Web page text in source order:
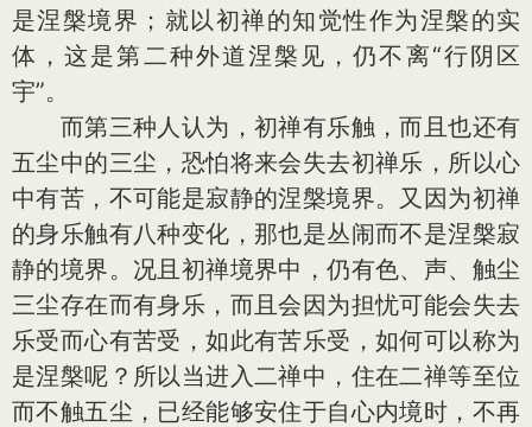
是涅槃境界；就以初禅的知觉性作为涅槃的实
体，这是第二种外道涅槃见，仍不离“行阴区
宇”。
而第三种人认为，初禅有乐触，而且也还有
五尘中的三尘，恐怕将来会失去初禅乐，所以心
中有苦，不可能是寂静的涅槃境界。又因为初禅
的身乐触有八种变化，那也是丛闹而不是涅槃寂
静的境界。况且初禅境界中，仍有色、声、触尘
三尘存在而有身乐，而且会因为担忧可能会失去
乐受而心有苦受，如此有苦乐受，如何可以称为
是涅槃呢？所以当进入二禅中，住在二禅等至位
而不触五尘，已经能够安住于自心内境时，不再